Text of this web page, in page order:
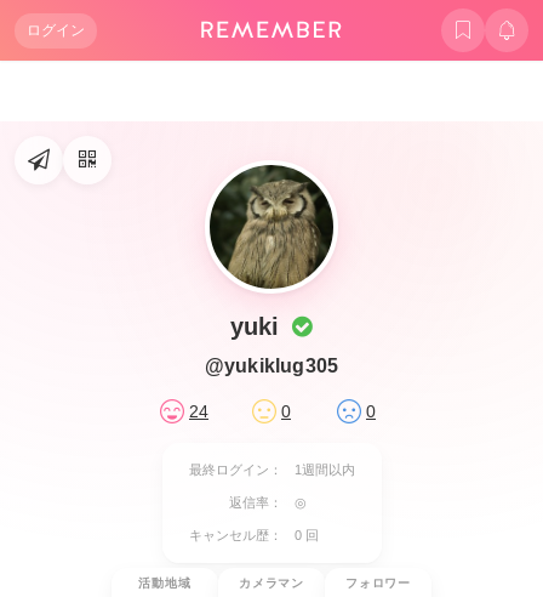
ログイン
yuki
@yukiklug305
24 0 0
最終ログイン： 1週間以内
返信率： ◎
キャンセル歴： 0 回
活動地域 カメラマン フォロワー